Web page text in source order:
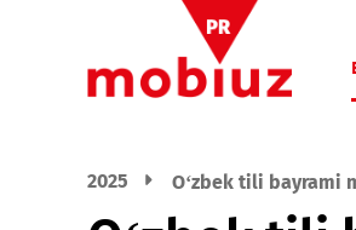
O‘zbek tili